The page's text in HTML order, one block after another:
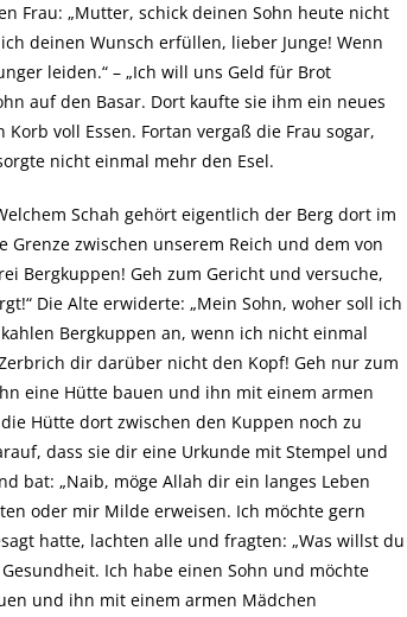
Frau: „Mutter, schick deinen Sohn heute nicht
deinen Wunsch erfüllen, lieber Junge! Wenn
leiden.“ – „Ich will uns Geld für Brot
auf den Basar. Dort kaufte sie ihm ein neues
voll Essen. Fortan vergaß die Frau sogar,
nicht einmal mehr den Esel.
Schah gehört eigentlich der Berg dort im
Grenze zwischen unserem Reich und dem von
Bergkuppen! Geh zum Gericht und versuche,
Die Alte erwiderte: „Mein Sohn, woher soll ich
Bergkuppen an, wenn ich nicht einmal
dir darüber nicht den Kopf! Geh nur zum
eine Hütte bauen und ihn mit einem armen
Hütte dort zwischen den Kuppen noch zu
dass sie dir eine Urkunde mit Stempel und
bat: „Naib, möge Allah dir ein langes Leben
oder mir Milde erweisen. Ich möchte gern
hatte, lachten alle und fragten: „Was willst du
Ich habe einen Sohn und möchte
und ihn mit einem armen Mädchen